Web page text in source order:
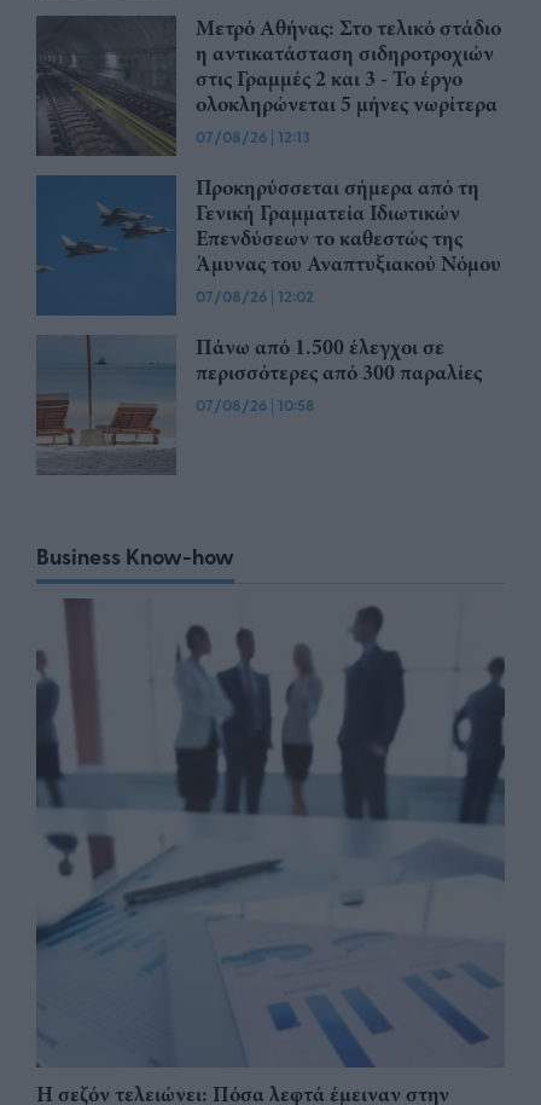
Μετρό Αθήνας: Στο τελικό στάδιο
η αντικατάσταση σιδηροτροχιών
στις Γραμμές 2 και 3 - Το έργο
ολοκληρώνεται 5 μήνες νωρίτερα
07/08/26 | 12:13
Προκηρύσσεται σήμερα από τη
Γενική Γραμματεία Ιδιωτικών
Επενδύσεων το καθεστώς της
Άμυνας του Αναπτυξιακού Νόμου
07/08/26 | 12:02
Πάνω από 1.500 έλεγχοι σε
περισσότερες από 300 παραλίες
07/08/26 | 10:58
Business Know-how
Η σεζόν τελειώνει: Πόσα λεφτά έμειναν στην